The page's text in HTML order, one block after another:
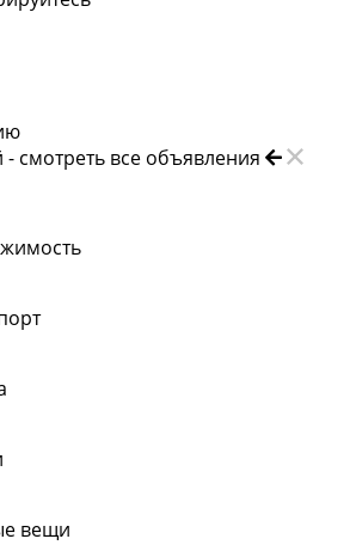
- смотреть все объявления
вещи